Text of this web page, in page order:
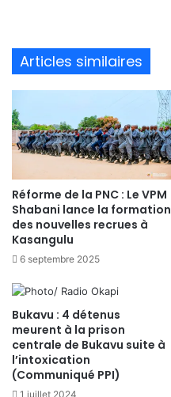
Articles similaires
Réforme de la PNC : Le VPM
Shabani lance la formation
des nouvelles recrues à
Kasangulu
6 septembre 2025
Bukavu : 4 détenus
meurent à la prison
centrale de Bukavu suite à
l’intoxication
(Communiqué PPI)
1 juillet 2024